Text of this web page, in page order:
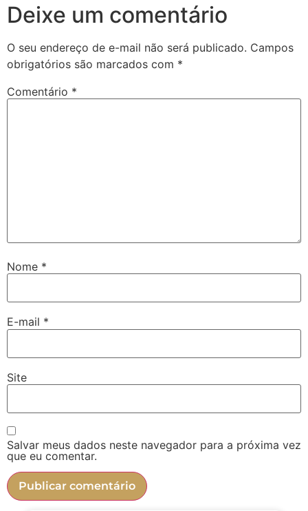
Deixe um comentário
O seu endereço de e-mail não será publicado. Campos
obrigatórios são marcados com *
Comentário *
Nome *
E-mail *
Site
Salvar meus dados neste navegador para a próxima vez
que eu comentar.